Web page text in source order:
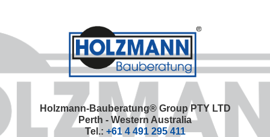
primary
navigation
main
primary
footer
Holzmann-Bauberatung® Group PTY LTD
Perth - Western Australia
Tel.: +61 4 491 295 411